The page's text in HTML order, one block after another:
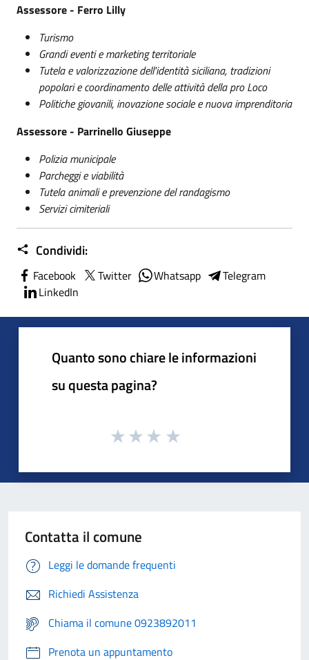
Assessore - Ferro Lilly
Turismo
Grandi eventi e marketing territoriale
Tutela e valorizzazione dell'identità siciliana, tradizioni
popolari e coordinamento delle attività della pro Loco
Politiche giovanili, inovazione sociale e nuova imprenditoria
Assessore - Parrinello Giuseppe
Polizia municipale
Parcheggi e viabilità
Tutela animali e prevenzione del randagismo
Servizi cimiteriali
Condividi:
Facebook Twitter Whatsapp
Telegram
LinkedIn
Quanto sono chiare le informazioni
su questa pagina?
Contatta il comune
Leggi le domande frequenti
Richiedi Assistenza
Chiama il comune 0923892011
Prenota un appuntamento